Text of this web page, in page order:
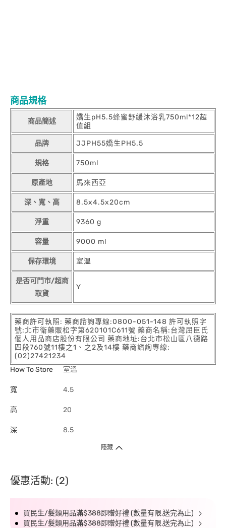
商品規格
商品簡述
嬌生pH5.5蜂蜜舒緩沐浴乳750ml*12超
值組
品牌 JJPH55嬌生PH5.5
規格 750ml
原產地 馬來西亞
深、寬、高 8.5x4.5x20cm
淨重 9360 g
容量 9000 ml
保存環境 室溫
是否可門市/超商
取貨
Y
藥商許可執照: 藥商諮詢專線:0800-051-148 許可執照字
號:北市衛藥販松字第620101C611號 藥商名稱:台灣屈臣氏
個人用品商店股份有限公司 藥商地址:台北市松山區八德路
四段760號11樓之1、之2及14樓 藥商諮詢專線:
(02)27421234
How To Store
室溫
寬 4.5
高 20
深 8.5
隱藏
優惠活動: (2)
買民生/髮類用品滿$388即贈好禮 (數量有限,送完為止)
買民生/髮類用品滿$388即贈好禮 (數量有限,送完為止)